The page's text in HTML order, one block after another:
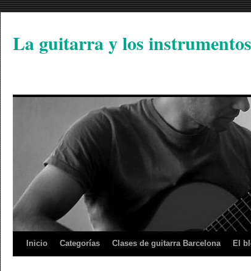
La guitarra y los
Inicio Categorías Clases de guitarra Barcelona El